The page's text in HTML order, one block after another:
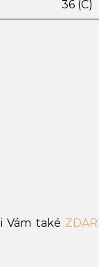
36 (C)
Vám také